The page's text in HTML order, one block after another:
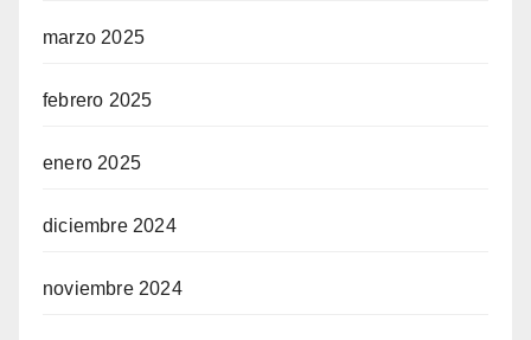
marzo 2025
febrero 2025
enero 2025
diciembre 2024
noviembre 2024